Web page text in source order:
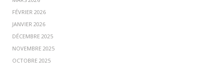
FÉVRIER 2026
JANVIER 2026
DÉCEMBRE 2025
NOVEMBRE 2025
OCTOBRE 2025